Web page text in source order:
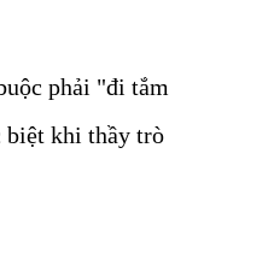
phải "đi tắm
biệt khi thầy trò